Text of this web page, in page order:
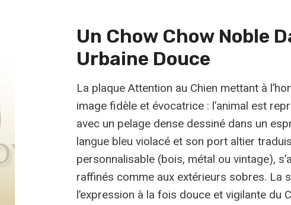
Un Chow Chow Noble
Urbaine Douce
La plaque Attention au Chien mettant à
image fidèle et évocatrice : l’animal est
avec un pelage dense dessiné dans un
langue bleu violacé et son port altier
personnalisable (bois, métal ou vintage),
raffinés comme aux extérieurs sobres. La
l’expression à la fois douce et vigilante